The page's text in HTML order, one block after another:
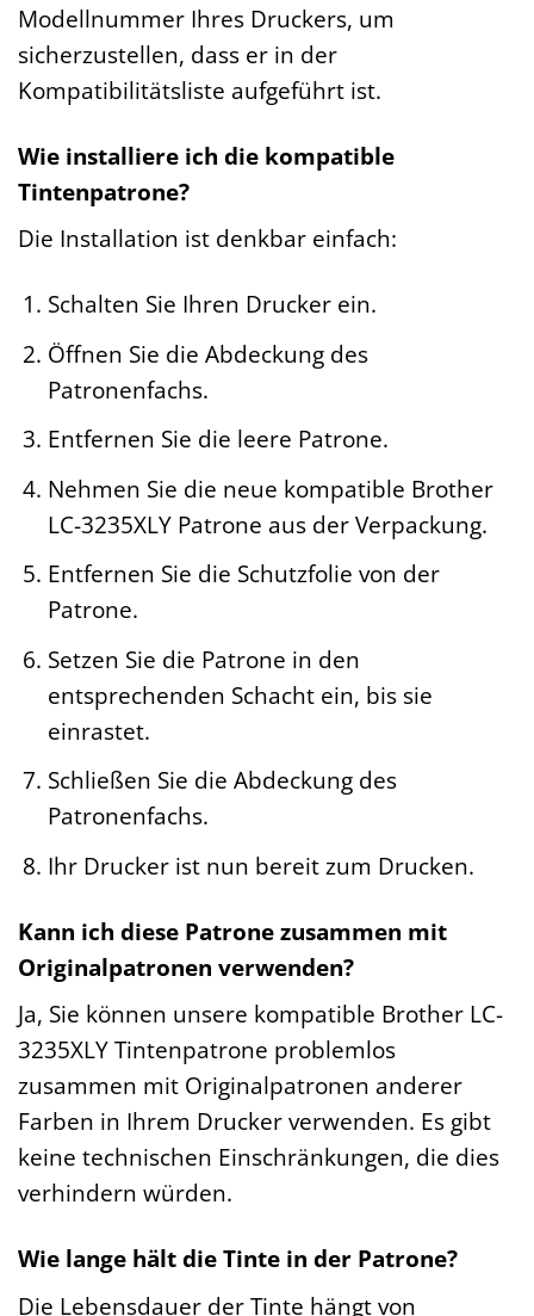
Modellnummer Ihres Druckers, um
sicherzustellen, dass er in der
Kompatibilitätsliste aufgeführt ist.
Wie installiere ich die kompatible
Tintenpatrone?
Die Installation ist denkbar einfach:
Schalten Sie Ihren Drucker ein.
Öffnen Sie die Abdeckung des
Patronenfachs.
Entfernen Sie die leere Patrone.
Nehmen Sie die neue kompatible Brother
LC-3235XLY Patrone aus der Verpackung.
Entfernen Sie die Schutzfolie von der
Patrone.
Setzen Sie die Patrone in den
entsprechenden Schacht ein, bis sie
einrastet.
Schließen Sie die Abdeckung des
Patronenfachs.
Ihr Drucker ist nun bereit zum Drucken.
Kann ich diese Patrone zusammen mit
Originalpatronen verwenden?
Ja, Sie können unsere kompatible Brother LC-
3235XLY Tintenpatrone problemlos
zusammen mit Originalpatronen anderer
Farben in Ihrem Drucker verwenden. Es gibt
keine technischen Einschränkungen, die dies
verhindern würden.
Wie lange hält die Tinte in der Patrone?
Die Lebensdauer der Tinte hängt von